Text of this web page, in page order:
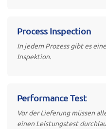
Process Inspection
In jedem Prozess gibt es
Inspektion.
Performance Test
Vor der Lieferung müssen
einen Leistungstest